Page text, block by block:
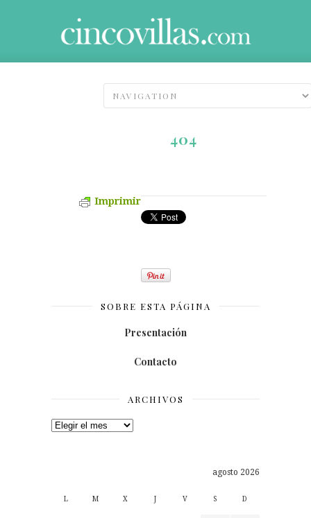
404
Imprimir
SOBRE ESTA PÁGINA
Presentación
Contacto
ARCHIVOS
Archivos
agosto 2026
L M X J V S D